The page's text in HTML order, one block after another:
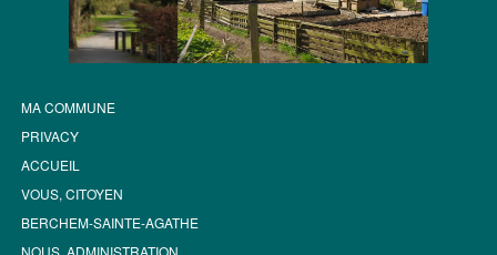
MA COMMUNE
PRIVACY
ACCUEIL
VOUS, CITOYEN
BERCHEM-SAINTE-AGATHE
NOUS, ADMINISTRATION